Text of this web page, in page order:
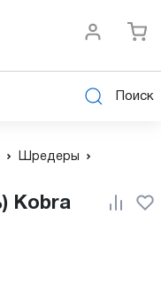
Поиск
Шредеры